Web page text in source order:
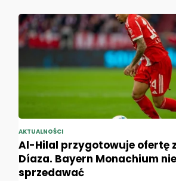
AKTUALNOŚCI
Al-Hilal przygotowuje ofertę
Díaza. Bayern Monachium
sprzedawać